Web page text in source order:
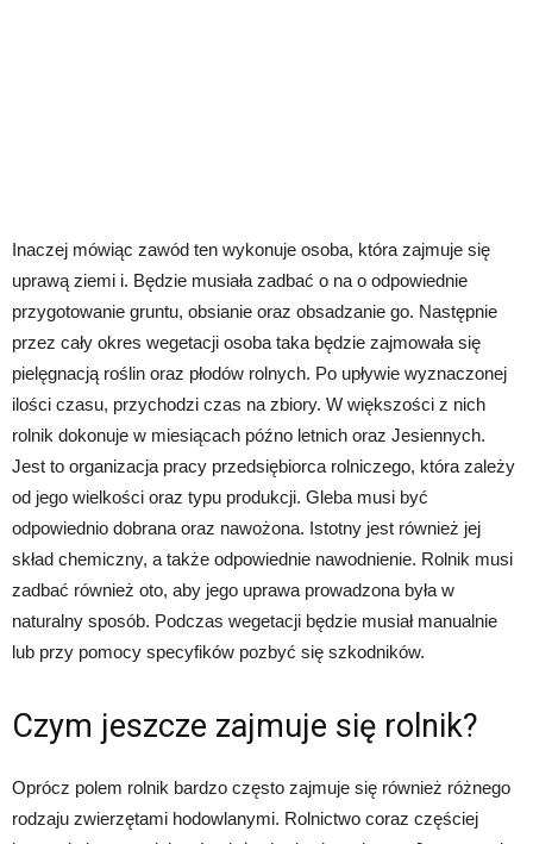
Inaczej mówiąc zawód ten wykonuje osoba, która zajmuje się
uprawą ziemi i. Będzie musiała zadbać o na o odpowiednie
przygotowanie gruntu, obsianie oraz obsadzanie go. Następnie
przez cały okres wegetacji osoba taka będzie zajmowała się
pielęgnacją roślin oraz płodów rolnych. Po upływie wyznaczonej
ilości czasu, przychodzi czas na zbiory. W większości z nich
rolnik dokonuje w miesiącach późno letnich oraz Jesiennych.
Jest to organizacja pracy przedsiębiorca rolniczego, która zależy
od jego wielkości oraz typu produkcji. Gleba musi być
odpowiednio dobrana oraz nawożona. Istotny jest również jej
skład chemiczny, a także odpowiednie nawodnienie. Rolnik musi
zadbać również oto, aby jego uprawa prowadzona była w
naturalny sposób. Podczas wegetacji będzie musiał manualnie
lub przy pomocy specyfików pozbyć się szkodników.
Czym jeszcze zajmuje się rolnik?
Oprócz polem rolnik bardzo często zajmuje się również różnego
rodzaju zwierzętami hodowlanymi. Rolnictwo coraz częściej